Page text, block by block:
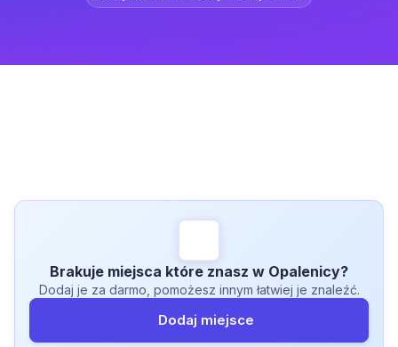
Brakuje miejsca które znasz w Opalenicy?
Dodaj je za darmo, pomożesz innym łatwiej je znaleźć.
Dodaj miejsce